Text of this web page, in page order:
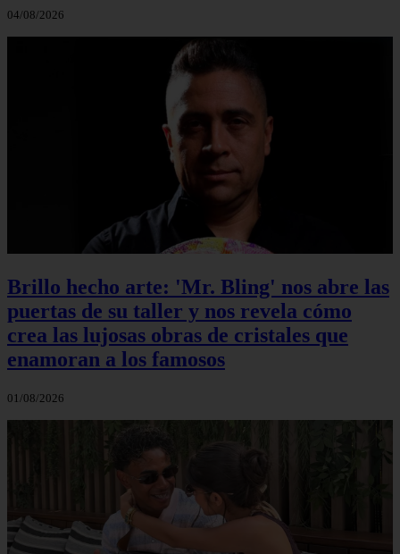
04/08/2026
Brillo hecho arte: 'Mr. Bling' nos abre las
puertas de su taller y nos revela cómo
crea las lujosas obras de cristales que
enamoran a los famosos
01/08/2026